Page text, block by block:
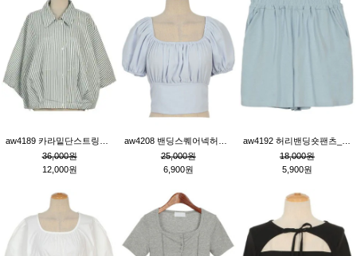
36,000원
12,000원
25,000원
6,900원
18,000원
5,900원